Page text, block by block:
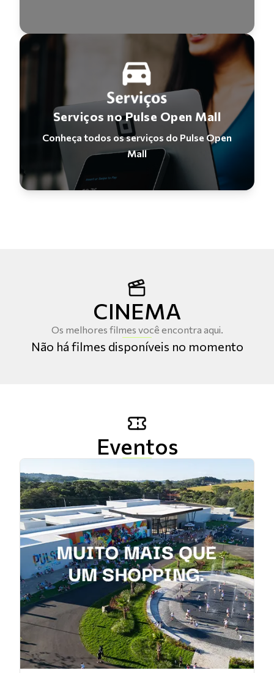
Serviços no Pulse Open Mall
Conheça todos os serviços do Pulse Open
Mall
CINEMA
Os melhores filmes você encontra aqui.
Não há filmes disponíveis no momento
Eventos